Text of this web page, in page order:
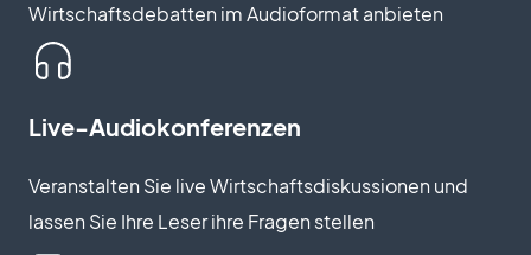
Wirtschaftsdebatten im Audioformat anbieten
Live-Audiokonferenzen
Veranstalten Sie live Wirtschaftsdiskussionen und
lassen Sie Ihre Leser ihre Fragen stellen